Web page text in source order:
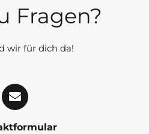
Fragen?
wir für dich da!